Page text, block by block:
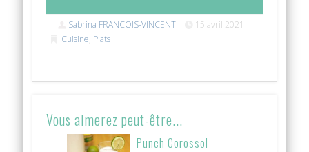
Sabrina FRANCOIS-VINCENT
15 avril 2021
Cuisine, Plats
Vous aimerez peut-être...
Punch Corossol